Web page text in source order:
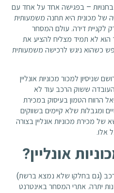
בחנויות – בפגישה אחד על אחד עם
של מכונית היא תחנה משמעותית
לקניית דירה. עולם המסחר
הוא לא תמיד מצליח להציע את
כשהוא ניגש לרכישה משמעותית
שניסיון למכור מכוניות אונליין
העובדה ששוק הרכב עוד לא
הרווח הטמון בעיסוק במכירת
ומגבלות שלא קיימים בשווקים
מכירת מכוניות אונליין בצורה
אלו.
אונליין?
(גם בחלקו שלא נמצא ברשת)
יתרה. אתרי המסחר באינטרנט